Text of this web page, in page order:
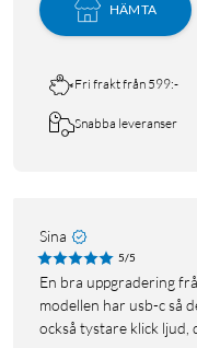
HÄMTA
Fri frakt från 599:-
Snabba leveranser
Sina
5/5
En bra uppgradering från MX Ergo! Det är bra att ergo
modellen har usb-c så
också tystare klick ljud,